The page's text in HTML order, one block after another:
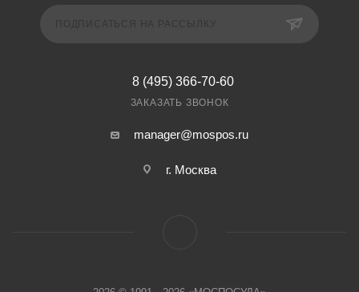
8 (495) 366-70-60
ЗАКАЗАТЬ ЗВОНОК
manager@mospos.ru
г. Москва